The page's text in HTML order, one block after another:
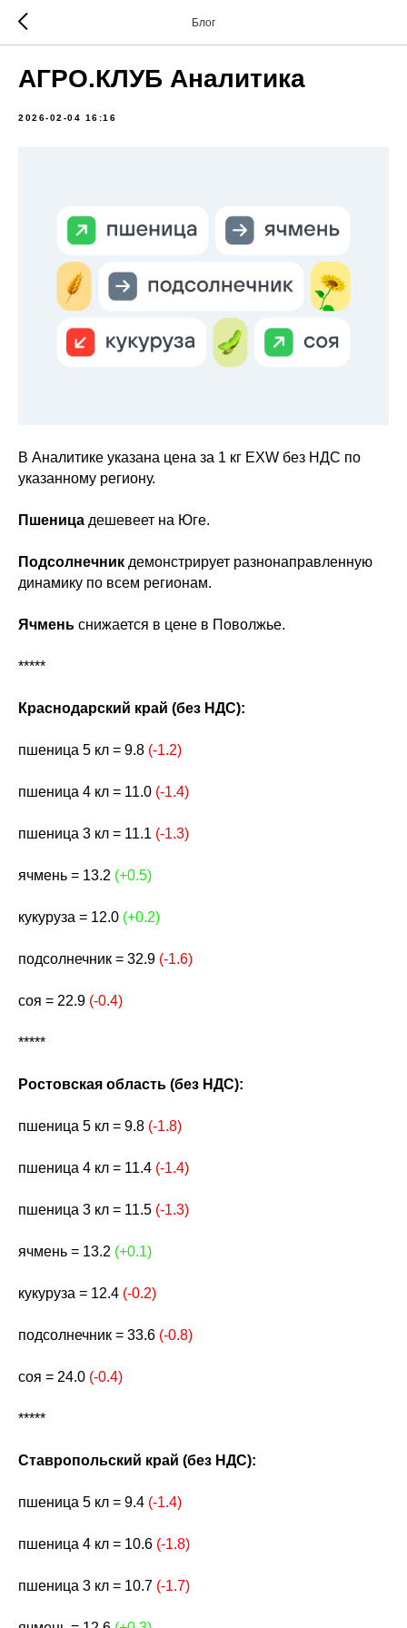
Блог
АГРО.КЛУБ Аналитика
2026-02-04 16:16
В Аналитике указана цена за 1 кг EXW без НДС по
указанному региону.
Пшеница дешевеет на Юге.
Подсолнечник демонстрирует разнонаправленную
динамику по всем регионам.
Ячмень снижается в цене в Поволжье.
*****
Краснодарский край (без НДС):
пшеница 5 кл = 9.8 (-1.2)
пшеница 4 кл = 11.0 (-1.4)
пшеница 3 кл = 11.1 (-1.3)
ячмень = 13.2 (+0.5)
кукуруза = 12.0 (+0.2)
подсолнечник = 32.9 (-1.6)
соя = 22.9 (-0.4)
*****
Ростовская область (без НДС):
пшеница 5 кл = 9.8 (-1.8)
пшеница 4 кл = 11.4 (-1.4)
пшеница 3 кл = 11.5 (-1.3)
ячмень = 13.2 (+0.1)
кукуруза = 12.4 (-0.2)
подсолнечник = 33.6 (-0.8)
соя = 24.0 (-0.4)
*****
Ставропольский край (без НДС):
пшеница 5 кл = 9.4 (-1.4)
пшеница 4 кл = 10.6 (-1.8)
пшеница 3 кл = 10.7 (-1.7)